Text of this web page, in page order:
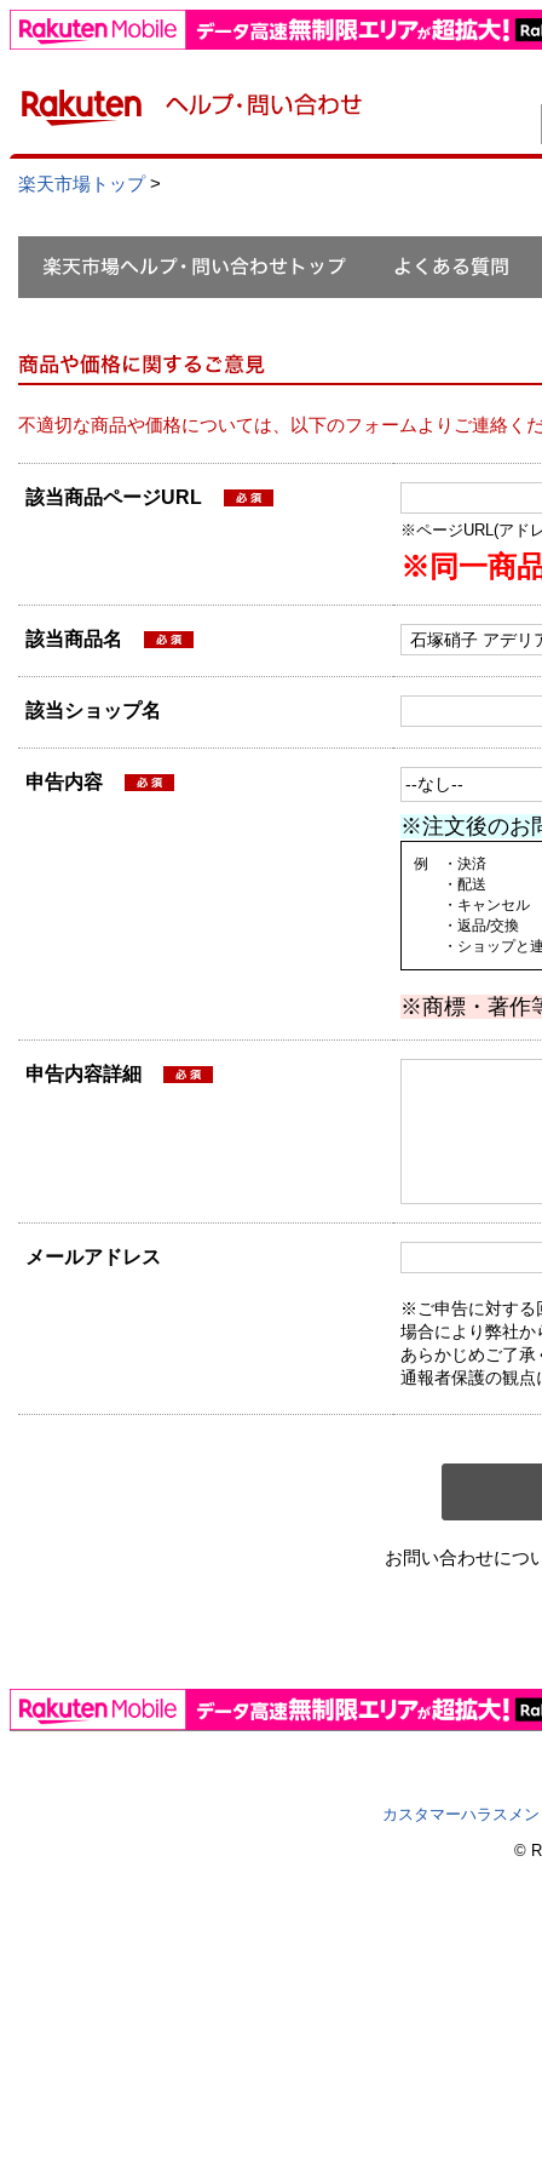
楽天市場トップ>
不適切な商品や価格については、以下のフォームよりご連絡く
該当商品ページURL
※ページURL(アド
※同一商
該当商品名
該当ショップ名
申告内容
※注文後のお
例 ・決済
・配送
・キャンセル
・返品/交換
・ショップと連
※商標・著作
申告内容詳細
メールアドレス
※ご申告に対する
場合により弊社か
あらかじめご了承
通報者保護の観点
お問い合わせにつ
カスタマーハラスメ
©